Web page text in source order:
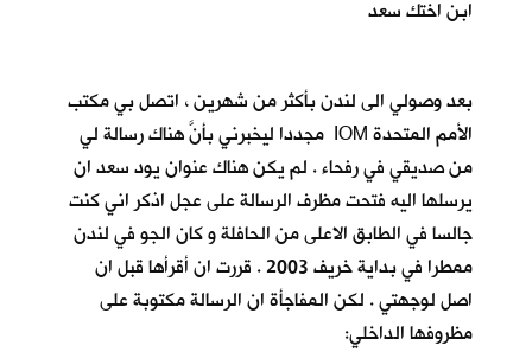
ابن اختك سعد
بعد وصولي الى لندن بأكثر من شهرين ، اتصل بي مكتب
الأمم المتحدة IOM مجددا ليخبرني بأنَّ هناك رسالة لي
من صديقي في رفحاء . لم يكن هناك عنوان يود سعد ان
يرسلها اليه فتحت مظرف الرسالة على عجل اذكر اني كنت
جالسا في الطابق الاعلى من الحافلة و كان الجو في لندن
ممطرا في بداية خريف 2003 . قررت ان أقرأها قبل ان
اصل لوجهتي . لكن المفاجأة ان الرسالة مكتوبة على
مظروفها الداخلي: